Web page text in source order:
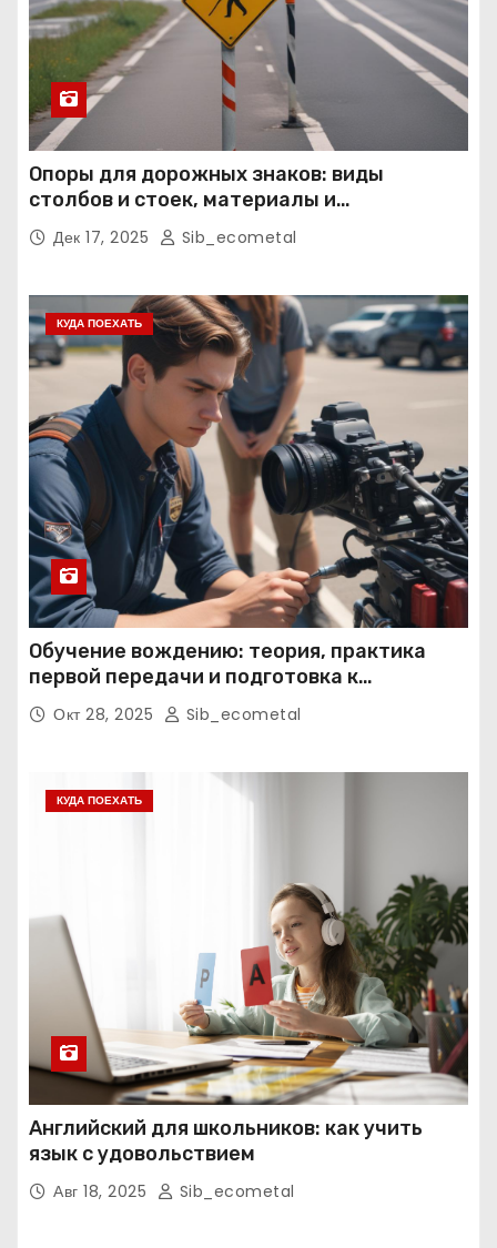
Опоры для дорожных знаков: виды
столбов и стоек, материалы и
нормативные требования
Дек 17, 2025 Sib_ecometal
КУДА ПОЕХАТЬ
Обучение вождению: теория, практика
первой передачи и подготовка к
экзаменам
Окт 28, 2025 Sib_ecometal
КУДА ПОЕХАТЬ
Английский для школьников: как учить
язык с удовольствием
Авг 18, 2025 Sib_ecometal